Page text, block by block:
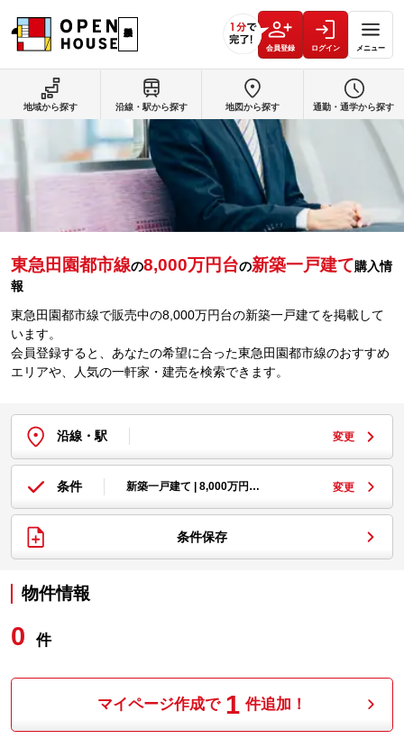
会員登録 ログイン メニュー
東急田園都市線の8,000万円台の新築一戸建て購入情
報
東急田園都市線で販売中の8,000万円台の新築一戸建てを掲載して
います。
会員登録すると、あなたの希望に合った東急田園都市線のおすすめ
エリアや、人気の一軒家・建売を検索できます。
沿線・駅 変更
条件 新築一戸建て | 8,000万円… 変更
条件保存
物件情報
0 件
マイページ作成で 1 件追加！
地域から探す 沿線・駅から探す 地図から探す 通勤・通学から探す